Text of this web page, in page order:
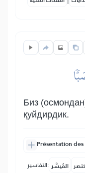
Биз
қуйдирдик.
Présentation
التفاسير: المُيسَّر